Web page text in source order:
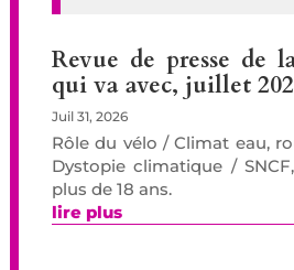
Revue de presse
qui va avec, juillet
Juil 31, 2026
Rôle du vélo / Climat eau,
Dystopie climatique /
plus de 18 ans.
lire plus